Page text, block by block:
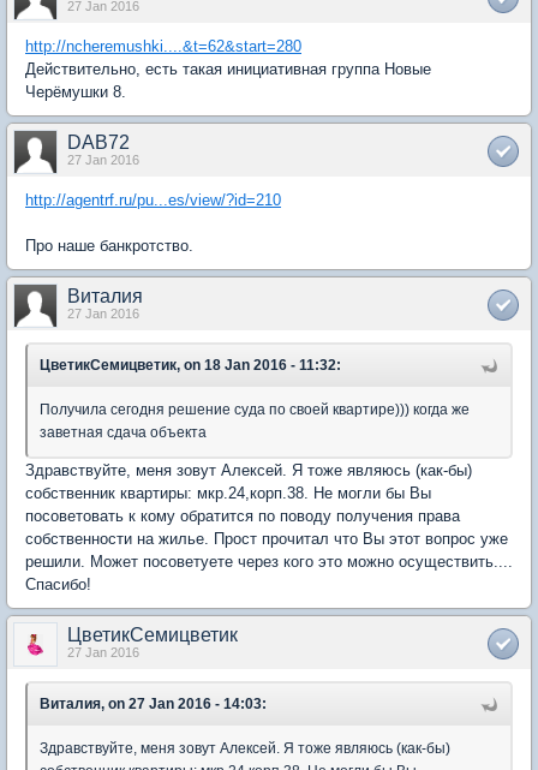
27 Jan 2016
http://ncheremushki....&t=62&start=280
Действительно, есть такая инициативная группа Новые
Черёмушки 8.
DAB72
27 Jan 2016
http://agentrf.ru/pu...es/view/?id=210
Про наше банкротство.
Виталия
27 Jan 2016
ЦветикСемицветик, on 18 Jan 2016 - 11:32:
Получила сегодня решение суда по своей квартире))) когда же
заветная сдача объекта
Здравствуйте, меня зовут Алексей. Я тоже являюсь (как-бы)
собственник квартиры: мкр.24,корп.38. Не могли бы Вы
посоветовать к кому обратится по поводу получения права
собственности на жилье. Прост прочитал что Вы этот вопрос уже
решили. Может посоветуете через кого это можно осуществить....
Спасибо!
ЦветикСемицветик
27 Jan 2016
Виталия, on 27 Jan 2016 - 14:03:
Здравствуйте, меня зовут Алексей. Я тоже являюсь (как-бы)